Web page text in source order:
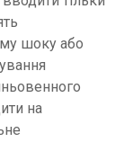
шоку або
на